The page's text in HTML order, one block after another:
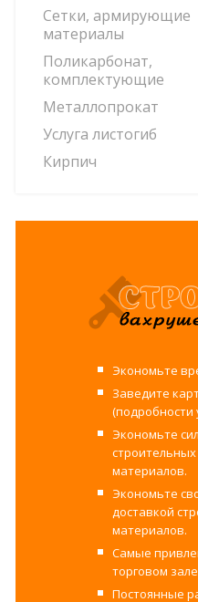
Сетки, армирующие
материалы
Поликарбонат,
комплектующие
Металлопрокат
Услуга листогиб
Кирпич
Экономьте
Заведите
(подробности
Экономьте
материалов.
Экономьте
доставкой
материалов.
Самые
торговом
Постоянные